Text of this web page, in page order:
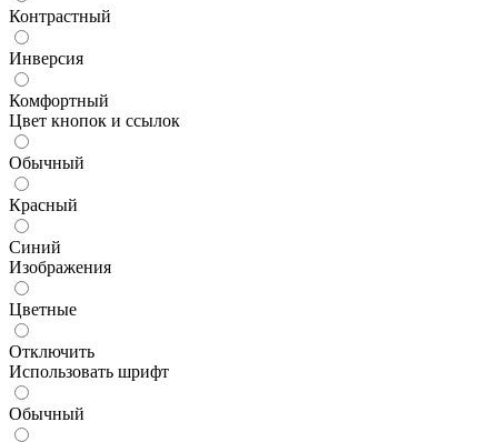
Контрастный
Инверсия
Комфортный
Цвет кнопок и ссылок
Обычный
Красный
Синий
Изображения
Цветные
Отключить
Использовать шрифт
Обычный